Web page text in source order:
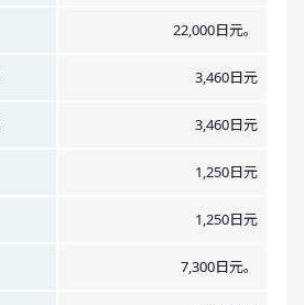
22,000日元。
3,460日元
3,460日元
1,250日元
1,250日元
7,300日元。